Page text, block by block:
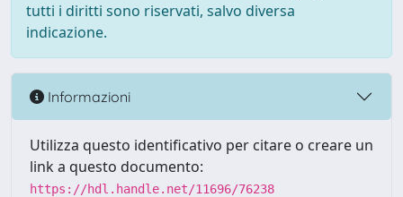
tutti i diritti sono riservati, salvo diversa
indicazione.
Informazioni
Utilizza questo identificativo per citare o creare un
link a questo documento:
https://hdl.handle.net/11696/76238